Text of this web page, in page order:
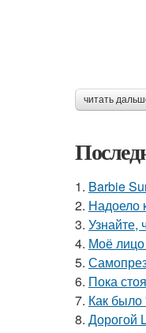
читать
1. Barbie
2. Надоело
3. Узнайте,
4. Моё лицо
5.
6. Пока
7. Как было
8. Дорогой